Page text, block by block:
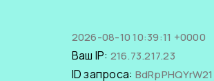
2026-08-10 10:39:11 +0000
Ваш IP: 216.73.217.23
ID запроса: BdRpPHQYrW21